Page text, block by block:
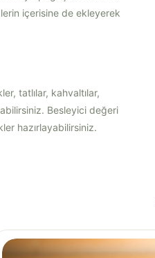
içerisine de ekleyerek
tatlılar, kahvaltılar,
Besleyici değeri
hazırlayabilirsiniz.